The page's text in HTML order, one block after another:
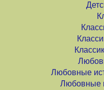
Любовные
Любовные